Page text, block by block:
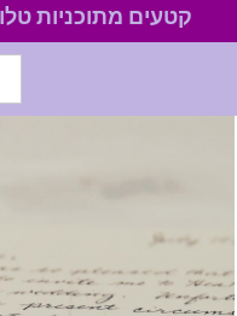
קטעים מתוכניות